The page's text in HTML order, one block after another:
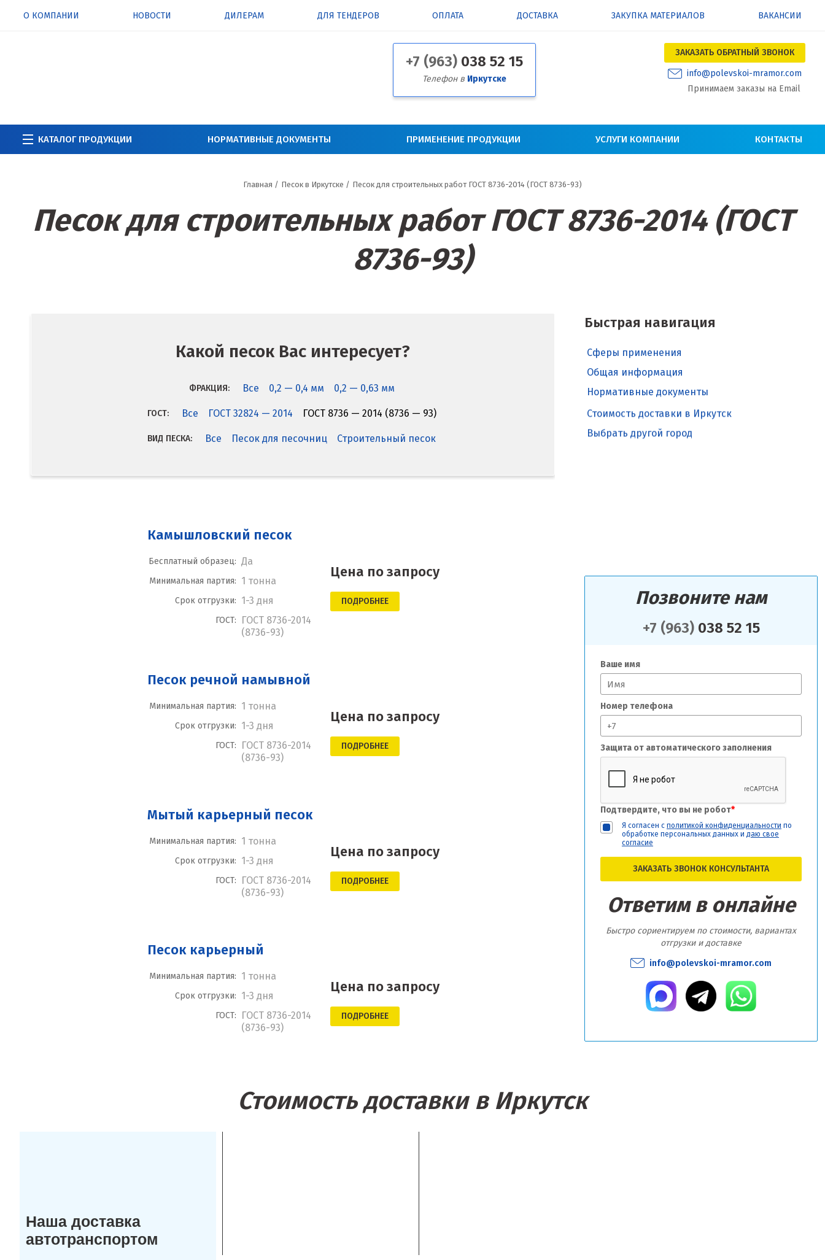
О КОМПАНИИ НОВОСТИ ДИЛЕРАМ ДЛЯ ТЕНДЕРОВ ОПЛАТА ДОСТАВКА ЗАКУПКА МАТЕРИАЛОВ ВАКАНСИИ
+7 (963) 038 52 15
Телефон в Иркутске
ЗАКАЗАТЬ ОБРАТНЫЙ ЗВОНОК
info@polevskoi-mramor.com
Принимаем заказы на Email
КАТАЛОГ ПРОДУКЦИИ НОРМАТИВНЫЕ ДОКУМЕНТЫ ПРИМЕНЕНИЕ ПРОДУКЦИИ УСЛУГИ КОМПАНИИ КОНТАКТЫ
Главная / Песок в Иркутске / Песок для строительных работ ГОСТ 8736-2014 (ГОСТ 8736-93)
Песок для строительных работ ГОСТ 8736-2014 (ГОСТ
8736-93)
Быстрая навигация
Сферы применения
Общая информация
Нормативные документы
Стоимость доставки в Иркутск
Выбрать другой город
Позвоните нам
+7 (963)038 52 15
Ваше имя
Номер телефона
Защита от автоматического заполнения
Подтвердите, что вы не робот*
Я согласен с политикой конфиденциальности по
обработке персональных данных и даю свое
согласие
ЗАКАЗАТЬ ЗВОНОК КОНСУЛЬТАНТА
Ответим в онлайне
Быстро сориентируем по стоимости, вариантах
отгрузки и доставке
info@polevskoi-mramor.com
Какой песок Вас интересует?
ФРАКЦИЯ: Все 0,2 — 0,4 мм 0,2 — 0,63 мм
ГОСТ: Все ГОСТ 32824 — 2014 ГОСТ 8736 — 2014 (8736 — 93)
ВИД ПЕСКА: Все Песок для песочниц Строительный песок
Камышловский песок
Бесплатный образец: Да
Минимальная партия: 1 тонна
Срок отгрузки: 1-3 дня
ГОСТ:
ГОСТ 8736-2014
(8736-93)
Цена по запросу
ПОДРОБНЕЕ
Песок речной намывной
Минимальная партия: 1 тонна
Срок отгрузки: 1-3 дня
ГОСТ:
ГОСТ 8736-2014
(8736-93)
Цена по запросу
ПОДРОБНЕЕ
Мытый карьерный песок
Минимальная партия: 1 тонна
Срок отгрузки: 1-3 дня
ГОСТ:
ГОСТ 8736-2014
(8736-93)
Цена по запросу
ПОДРОБНЕЕ
Песок карьерный
Минимальная партия: 1 тонна
Срок отгрузки: 1-3 дня
ГОСТ:
ГОСТ 8736-2014
(8736-93)
Цена по запросу
ПОДРОБНЕЕ
Стоимость доставки в Иркутск
Наша доставка
автотранспортом